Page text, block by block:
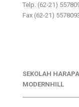
Telp. (62-21)
Fax (62-21)
SEKOLAH
MODERNHILL